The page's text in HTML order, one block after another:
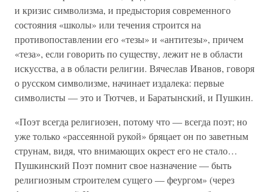
и кризис символизма, и предыстория современного
состояния «школы» или течения строится на
противопоставлении его «тезы» и «антитезы», причем
«теза», если говорить по существу, лежит не в области
искусства, а в области религии. Вячеслав Иванов, говоря
о русском символизме, начинает издалека: первые
символисты — это и Тютчев, и Баратынский, и Пушкин.
«Поэт всегда религиозен, потому что — всегда поэт; но
уже только «рассеянной рукой» бряцает он по заветным
струнам, видя, что внимающих окрест его не стало…
Пушкинский Поэт помнит свое назначение — быть
религиозным строителем сущего — феургом» (через